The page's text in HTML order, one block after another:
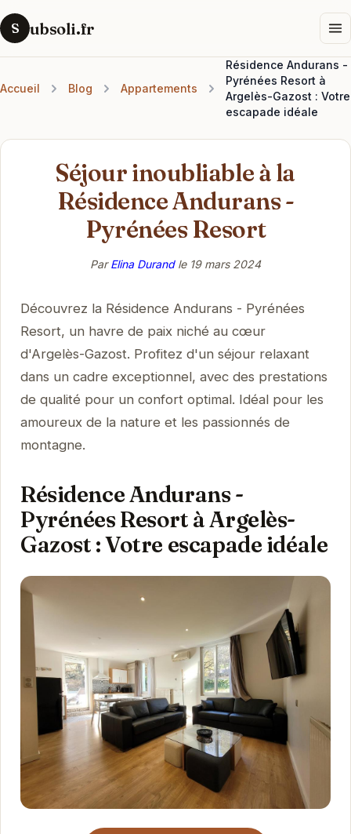
S ubsoli.fr
Accueil Blog Appartements
Résidence Andurans -
Pyrénées Resort à
Argelès-Gazost : Votre
escapade idéale
Séjour inoubliable à la
Résidence Andurans -
Pyrénées Resort
ParElina Durandle 19 mars 2024
Découvrez la Résidence Andurans - Pyrénées
Resort, un havre de paix niché au cœur
d'Argelès-Gazost. Profitez d'un séjour relaxant
dans un cadre exceptionnel, avec des prestations
de qualité pour un confort optimal. Idéal pour les
amoureux de la nature et les passionnés de
montagne.
Résidence Andurans -
Pyrénées Resort à Argelès-
Gazost : Votre escapade idéale